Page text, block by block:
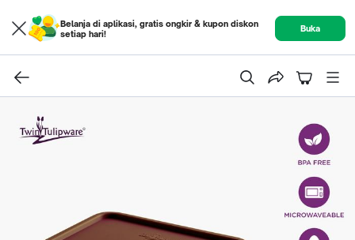
Belanja di aplikasi, gratis ongkir & kupon diskon
setiap hari!
Buka